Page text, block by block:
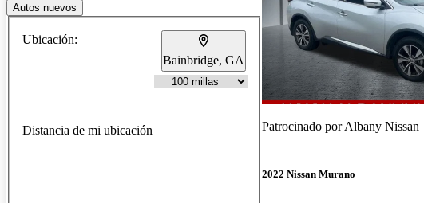
Autos nuevos
Ubicación:
Bainbridge, GA
Distancia de mi ubicación Patrocinado porAlbany Nissan
2022 Nissan Murano